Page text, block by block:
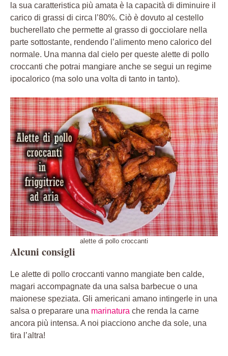
la sua caratteristica più amata è la capacità di diminuire il
carico di grassi di circa l’80%. Ciò è dovuto al cestello
bucherellato che permette al grasso di gocciolare nella
parte sottostante, rendendo l’alimento meno calorico del
normale. Una manna dal cielo per queste alette di pollo
croccanti che potrai mangiare anche se segui un regime
ipocalorico (ma solo una volta di tanto in tanto).
alette di pollo croccanti
Alcuni consigli
Le alette di pollo croccanti vanno mangiate ben calde,
magari accompagnate da una salsa barbecue o una
maionese speziata. Gli americani amano intingerle in una
salsa o preparare una marinatura che renda la carne
ancora più intensa. A noi piacciono anche da sole, una
tira l’altra!